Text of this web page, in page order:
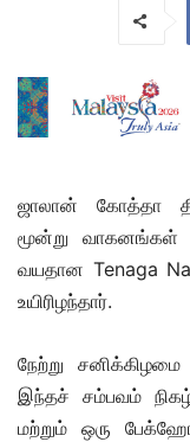
ஜாலான் கோத்தா
மூன்று
வயதான Tenaga
உயிரிழந்தார்.
நேற்று
இந்தச் சம்பவம்
மற்றும் ஒரு